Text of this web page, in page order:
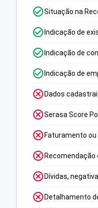
Situação na
Indicação de
Indicação de
Indicação de
Dados
Serasa Score
Faturamento
Dívidas,
Detalhamento